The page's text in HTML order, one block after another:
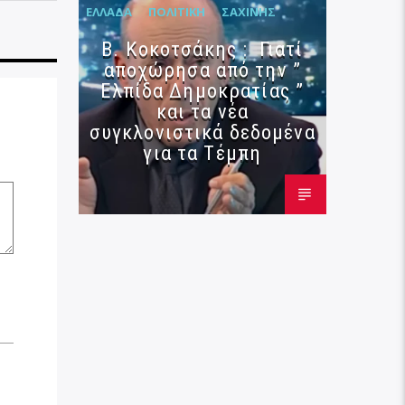
ΕΛΛΆΔΑ ΠΟΛΙΤΙΚΉ ΣΑΧΊΝΗΣ
Β. Κοκοτσάκης : Γιατί
αποχώρησα από την ”
Ελπίδα Δημοκρατίας ”
και τα νέα
συγκλονιστικά δεδομένα
για τα Τέμπη